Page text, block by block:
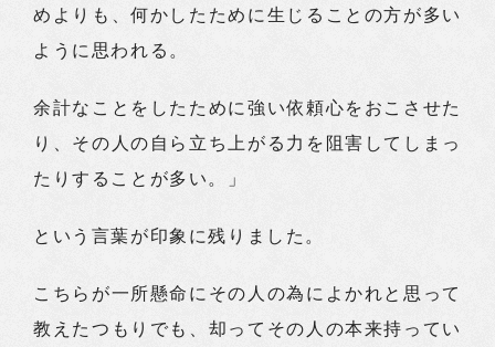
めよりも、何かしたために生じることの方が多い
ように思われる。
余計なことをしたために強い依頼心をおこさせた
り、その人の自ら立ち上がる力を阻害してしまっ
たりすることが多い。」
という言葉が印象に残りました。
こちらが一所懸命にその人の為によかれと思って
教えたつもりでも、却ってその人の本来持ってい